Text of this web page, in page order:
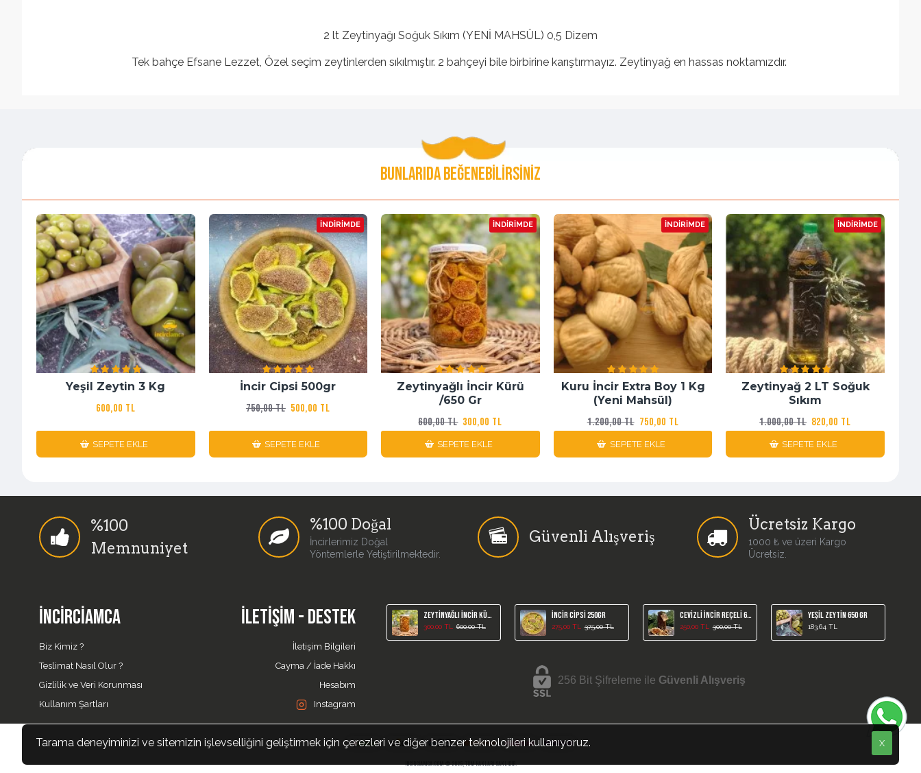
2 lt Zeytinyağı Soğuk Sıkım (YENİ MAHSÜL) 0,5 Dizem
Tek bahçe Efsane Lezzet, Özel seçim zeytinlerden sıkılmıştır. 2 bahçeyi bile birbirine karıştırmayız. Zeytinyağ en hassas noktamızdır.
BUNLARIDA BEĞENEBILIRSINIZ
Yeşil Zeytin 3 Kg
600,00 TL
SEPETE EKLE
İNDIRIMDE
İncir Cipsi 500gr
500,00 TL
750,00 TL
SEPETE EKLE
İNDIRIMDE
Zeytinyağlı İncir Kürü
/650 Gr
300,00 TL
600,00 TL
SEPETE EKLE
İNDIRIMDE
Kuru İncir Extra Boy 1 Kg
(Yeni Mahsül)
750,00 TL
1.200,00 TL
SEPETE EKLE
İNDIRIMDE
Zeytinyağ 2 LT Soğuk
Sıkım
820,00 TL
1.000,00 TL
SEPETE EKLE
%100
Memnuniyet
%100 Doğal
İncirlerimiz Doğal
Yöntemlerle Yetiştirilmektedir.
Güvenli Alışveriş
Ücretsiz Kargo
1000 ₺ ve üzeri Kargo
Ücretsiz.
İNCIRCIAMCA
Biz Kimiz ?
Teslimat Nasıl Olur ?
Gizlilik ve Veri Korunması
Kullanım Şartları
İLETIŞIM - DESTEK
İletişim Bilgileri
Cayma / İade Hakkı
Hesabım
Instagram
Zeytinyağlı İncir Kürü /650 Gr
300,00 TL 600,00 TL
İncir Cipsi 250gr
275,00 TL 375,00 TL
Cevizli İncir Reçeli 650 gr
250,00 TL 300,00 TL
Yeşil Zeytin 650 gr
183,64 TL
256 Bit Şifreleme ile Güvenli Alışveriş
incirciamca.com © 2025, Tüm Hakları Saklıdır.
X
Tarama deneyiminizi ve sitemizin işlevselliğini geliştirmek için çerezleri ve diğer benzer teknolojileri kullanıyoruz.